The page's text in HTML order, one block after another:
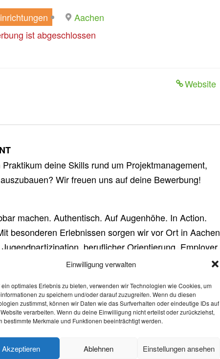
Einwilligung verwalten
ein optimales Erlebnis zu bieten, verwenden wir Technologien wie Cookies, um
zu speichern und/oder darauf zuzugreifen. Wenn du diesen
zustimmst, können wir Daten wie das Surfverhalten oder eindeutige IDs auf
verarbeiten. Wenn du deine Einwilligung nicht erteilst oder zurückziehst,
bestimmte Merkmale und Funktionen beeinträchtigt werden.
Akzeptieren Ablehnen Einstellungen ansehen
Aachen
ist abgeschlossen
Website
deine Skills rund um Projektmanagement,
Wir freuen uns auf deine Bewerbung!
machen. Authentisch. Auf Augenhöhe. In Action.
besonderen Erlebnissen sorgen wir vor Ort in Aachen
beruflicher Orientierung, Employer
zählen Konzerne, lokale Arbeitgeber und öffentl.
Projektteams. Deine Einsatzgebiete legen wir zu
gehören zum Beispiel:
für Erlebnisformate und Förderanträge